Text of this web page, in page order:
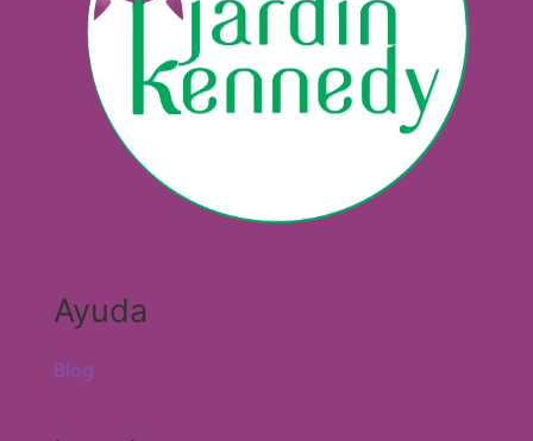
Ayuda
Blog